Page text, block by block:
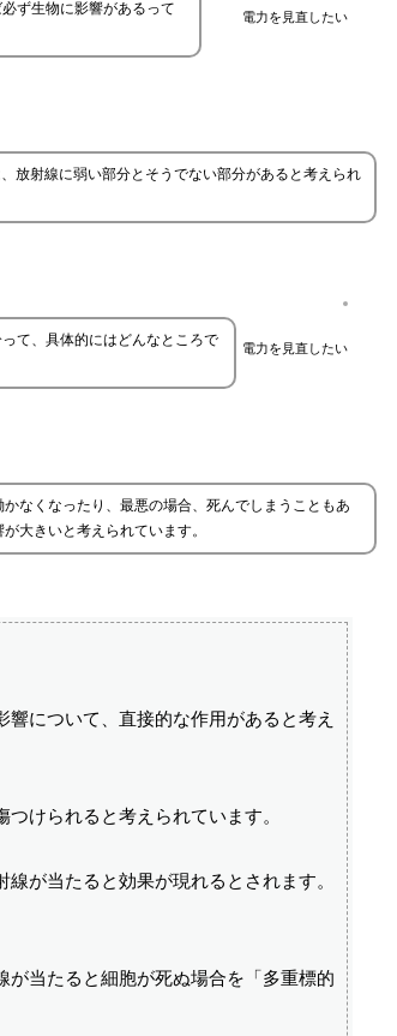
電力を見直したい
ず生物に影響があるって
放射線に弱い部分とそうでない部分があると考えられ
電力を見直したい
て、具体的にはどんなところで
なくなったり、最悪の場合、死んでしまうこともあ
大きいと考えられています。
について、直接的な作用があると考え
けられると考えられています。
が当たると効果が現れるとされます。
当たると細胞が死ぬ場合を「多重標的